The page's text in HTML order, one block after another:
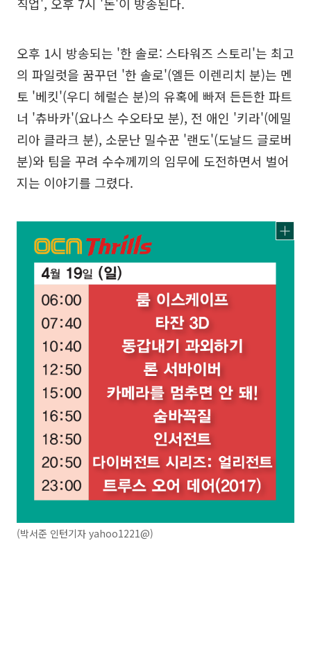
오후 1시 방송되는 '한 솔로: 스타워즈 스토리'는 최고
의 파일럿을 꿈꾸던 '한 솔로'(엘든 이렌리치 분)는 멘
토 '베킷'(우디 헤럴슨 분)의 유혹에 빠져 든든한 파트
너 '츄바카'(요나스 수오타모 분), 전 애인 '키라'(에밀
리아 클라크 분), 소문난 밀수꾼 '랜도'(도날드 글로버
분)와 팀을 꾸려 수수께끼의 임무에 도전하면서 벌어
지는 이야기를 그렸다.
(박서준 인턴기자 yahoo1221@)